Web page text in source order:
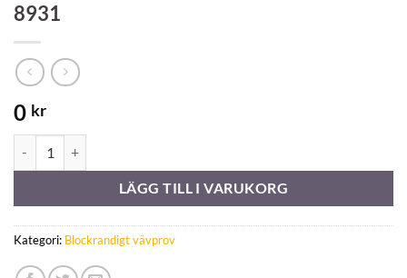
8931
0 kr
LÄGG TILL I VARUKORG
Kategori: Blockrandigt vävprov